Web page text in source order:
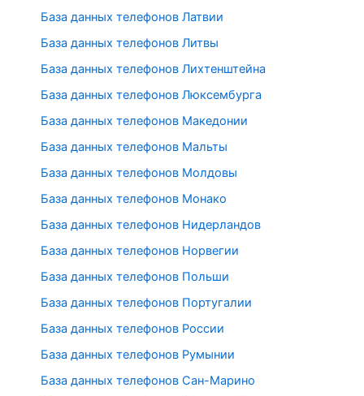
База данных телефонов Латвии
База данных телефонов Литвы
База данных телефонов Лихтенштейна
База данных телефонов Люксембурга
База данных телефонов Македонии
База данных телефонов Мальты
База данных телефонов Молдовы
База данных телефонов Монако
База данных телефонов Нидерландов
База данных телефонов Норвегии
База данных телефонов Польши
База данных телефонов Португалии
База данных телефонов России
База данных телефонов Румынии
База данных телефонов Сан-Марино